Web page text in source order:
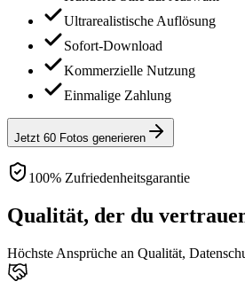
Ultrarealistische Auflösung
Sofort-Download
Kommerzielle Nutzung
Einmalige Zahlung
Jetzt 60 Fotos generieren
100% Zufriedenheitsgarantie
Qualität, der du
Höchste Ansprüche an Qualität,